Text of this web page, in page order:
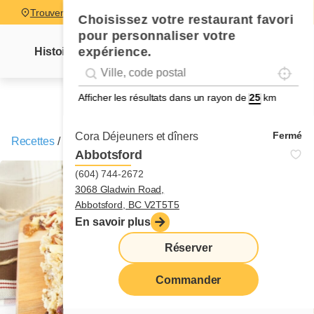
Choisissez votre restaurant favori
pour personnaliser votre
expérience.
Geolocation
Géolocalisation
Afficher les résultats dans un rayon de km
Cora Déjeuners et dîners Fermé
Abbotsford
(604) 744-2672
3068 Gladwin Road,
Abbotsford, BC V2T5T5
En savoir plus
Réserver
Commander
Trouver un restaurant
Histoire Lettre Mme Cora
Recettes/ Barres granola